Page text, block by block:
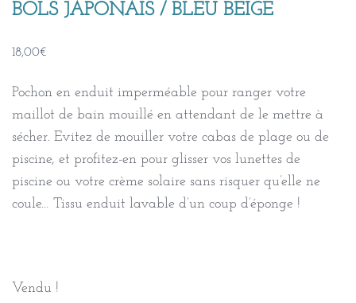
BOLS JAPONAIS / BLEU BEIGE
18,00€
Pochon en enduit imperméable pour ranger votre
maillot de bain mouillé en attendant de le mettre à
sécher. Evitez de mouiller votre cabas de plage ou de
piscine, et profitez-en pour glisser vos lunettes de
piscine ou votre crème solaire sans risquer qu’elle ne
coule… Tissu enduit lavable d’un coup d’éponge !
Vendu !